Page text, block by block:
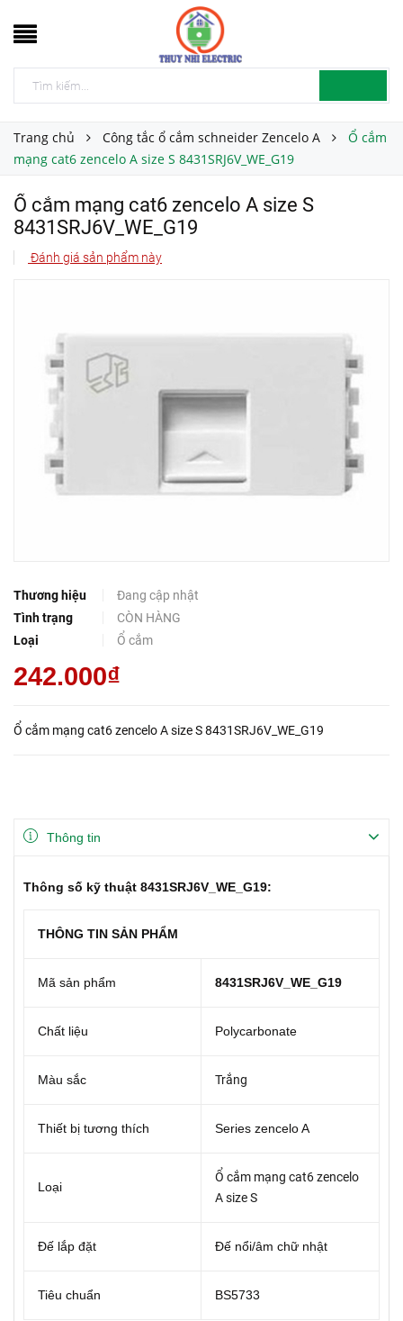
Trang chủ Công tắc ổ cắm schneider Zencelo A
Ổ cắm
mạng cat6 zencelo A size S 8431SRJ6V_WE_G19
Ổ cắm mạng cat6 zencelo A size S
8431SRJ6V_WE_G19
Đánh giá sản phẩm này
Thương hiệu
Đang cập nhật
Tình trạng
CÒN HÀNG
Loại
Ổ cắm
242.000₫
Ổ cắm mạng cat6 zencelo A size S 8431SRJ6V_WE_G19
Thông tin
Thông số kỹ thuật 8431SRJ6V_WE_G19:
THÔNG TIN SẢN PHẨM
Mã sản phẩm 8431SRJ6V_WE_G19
Chất liệu Polycarbonate
Màu sắc Trắng
Thiết bị tương thích Series zencelo A
Loại
Ổ cắm mạng cat6 zencelo
A size S
Đế lắp đặt Đế nổi/âm chữ nhật
Tiêu chuẩn BS5733